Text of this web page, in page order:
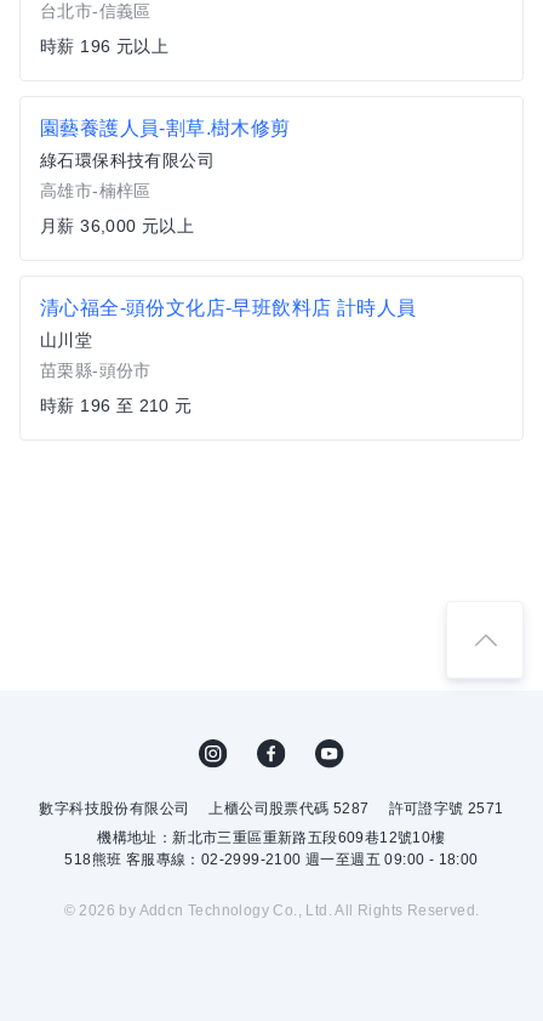
台北市-信義區
時薪 196 元以上
園藝養護人員-割草.樹木修剪
綠石環保科技有限公司
高雄市-楠梓區
月薪 36,000 元以上
清心福全-頭份文化店-早班飲料店 計時人員
山川堂
苗栗縣-頭份市
時薪 196 至 210 元
數字科技股份有限公司 上櫃公司股票代碼 5287
許可證字號 2571
機構地址：新北市三重區重新路五段609巷12號10樓
518熊班 客服專線：02-2999-2100 週一至週五 09:00 - 18:00
© 2026 by Addcn Technology Co., Ltd. All Rights Reserved.